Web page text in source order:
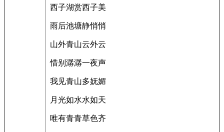
西子湖赏西子美
雨后池塘静悄悄
山外青山云外云
惜别潺潺一夜声
我见青山多妩媚
月光如水水如天
唯有青青草色齐